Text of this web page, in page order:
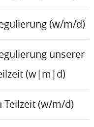
(w/m/d)
unserer
(w|m|d)
Teilzeit (w/m/d)